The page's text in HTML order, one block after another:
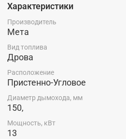
Характеристики
Производитель
Мета
Вид топлива
Дрова
Расположение
Пристенно-Угловое
Диаметр дымохода, мм
150,
Мощность, кВт
13